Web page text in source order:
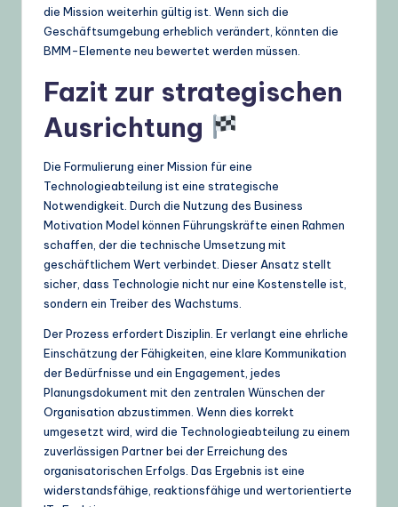
die Mission weiterhin gültig ist. Wenn sich die
Geschäftsumgebung erheblich verändert, könnten die
BMM-Elemente neu bewertet werden müssen.
Fazit zur strategischen
Ausrichtung
Die Formulierung einer Mission für eine
Technologieabteilung ist eine strategische
Notwendigkeit. Durch die Nutzung des Business
Motivation Model können Führungskräfte einen Rahmen
schaffen, der die technische Umsetzung mit
geschäftlichem Wert verbindet. Dieser Ansatz stellt
sicher, dass Technologie nicht nur eine Kostenstelle ist,
sondern ein Treiber des Wachstums.
Der Prozess erfordert Disziplin. Er verlangt eine ehrliche
Einschätzung der Fähigkeiten, eine klare Kommunikation
der Bedürfnisse und ein Engagement, jedes
Planungsdokument mit den zentralen Wünschen der
Organisation abzustimmen. Wenn dies korrekt
umgesetzt wird, wird die Technologieabteilung zu einem
zuverlässigen Partner bei der Erreichung des
organisatorischen Erfolgs. Das Ergebnis ist eine
widerstandsfähige, reaktionsfähige und wertorientierte